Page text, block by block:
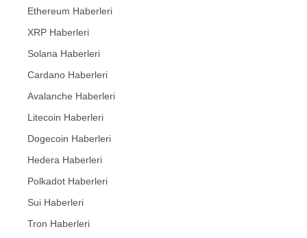
Ethereum Haberleri
XRP Haberleri
Solana Haberleri
Cardano Haberleri
Avalanche Haberleri
Litecoin Haberleri
Dogecoin Haberleri
Hedera Haberleri
Polkadot Haberleri
Sui Haberleri
Tron Haberleri